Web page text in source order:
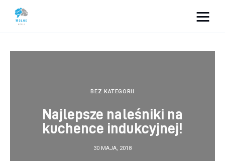
Dom i ogród
BEZ KATEGORII
Najlepsze naleśniki na
kuchence indukcyjnej!
30 MAJA, 2018